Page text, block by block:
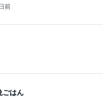
＆レプタイルズ 買取販売
コーデ